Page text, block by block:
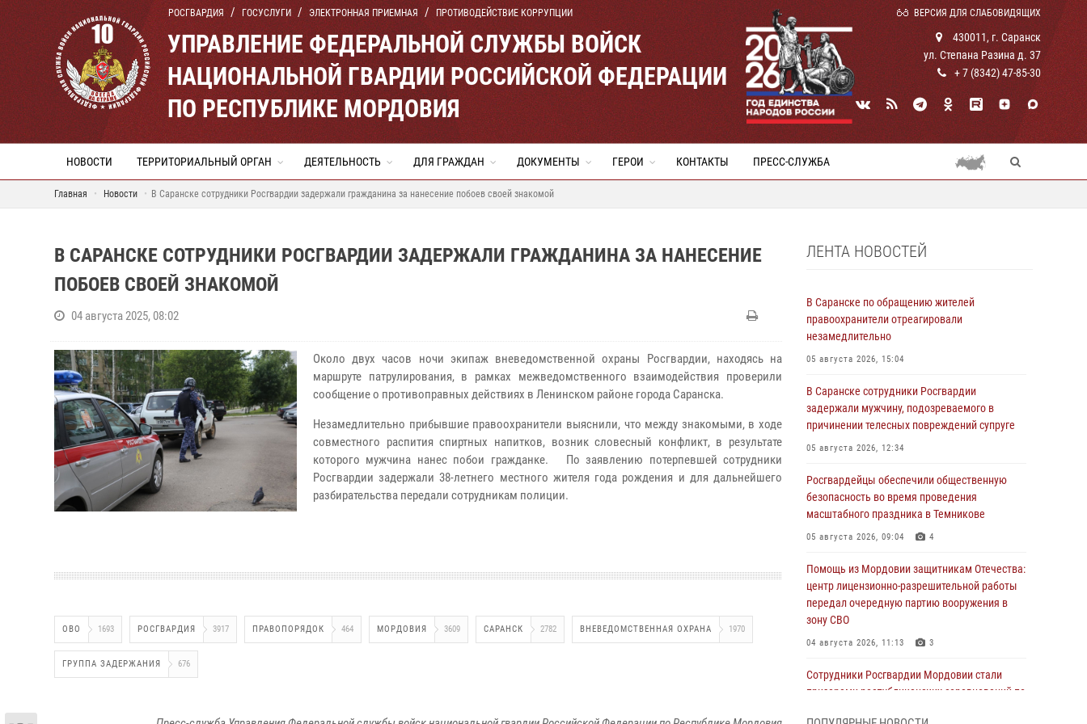
РОСГВАРДИЯ ГОСУСЛУГИ ЭЛЕКТРОННАЯ ПРИЕМНАЯ ПРОТИВОДЕЙСТВИЕ КОРРУПЦИИ ВЕРСИЯ ДЛЯ СЛАБОВИДЯЩИХ
УПРАВЛЕНИЕ ФЕДЕРАЛЬНОЙ СЛУЖБЫ ВОЙСК
НАЦИОНАЛЬНОЙ ГВАРДИИ РОССИЙСКОЙ ФЕДЕРАЦИИ
ПО РЕСПУБЛИКЕ МОРДОВИЯ
430011, г. Саранск
ул. Степана Разина д. 37
+ 7 (8342) 47-85-30
НОВОСТИ ТЕРРИТОРИАЛЬНЫЙ ОРГАН ДЕЯТЕЛЬНОСТЬ ДЛЯ ГРАЖДАН ДОКУМЕНТЫ ГЕРОИ КОНТАКТЫ ПРЕСС-СЛУЖБА
Главная Новости В Саранске сотрудники Росгвардии задержали гражданина за нанесение побоев своей знакомой
В САРАНСКЕ СОТРУДНИКИ РОСГВАРДИИ ЗАДЕРЖАЛИ ГРАЖДАНИНА ЗА НАНЕСЕНИЕ
ПОБОЕВ СВОЕЙ ЗНАКОМОЙ
04 августа 2025, 08:02
Около двух часов ночи экипаж вневедомственной охраны Росгвардии, находясь на
маршруте патрулирования, в рамках межведомственного взаимодействия проверили
сообщение о противоправных действиях в Ленинском районе города Саранска.
Незамедлительно прибывшие правоохранители выяснили, что между знакомыми, в ходе
совместного распития спиртных напитков, возник словесный конфликт, в результате
которого мужчина нанес побои гражданке. По заявлению потерпевшей сотрудники
Росгвардии задержали 38-летнего местного жителя года рождения и для дальнейшего
разбирательства передали сотрудникам полиции.
ОВО 1693 РОСГВАРДИЯ 3917 ПРАВОПОРЯДОК 464 МОРДОВИЯ 3609 САРАНСК 2782 ВНЕВЕДОМСТВЕННАЯ ОХРАНА 1970
ГРУППА ЗАДЕРЖАНИЯ 676
ЛЕНТА НОВОСТЕЙ
В Саранске по обращению жителей
правоохранители отреагировали
незамедлительно
05 августа 2026, 15:04
В Саранске сотрудники Росгвардии
задержали мужчину, подозреваемого в
причинении телесных повреждений супруге
05 августа 2026, 12:34
Росгвардейцы обеспечили общественную
безопасность во время проведения
масштабного праздника в Темникове
05 августа 2026, 09:04 4
Помощь из Мордовии защитникам Отечества:
центр лицензионно-разрешительной работы
передал очередную партию вооружения в
зону СВО
04 августа 2026, 11:13 3
Сотрудники Росгвардии Мордовии стали
призерами республиканских соревнований по